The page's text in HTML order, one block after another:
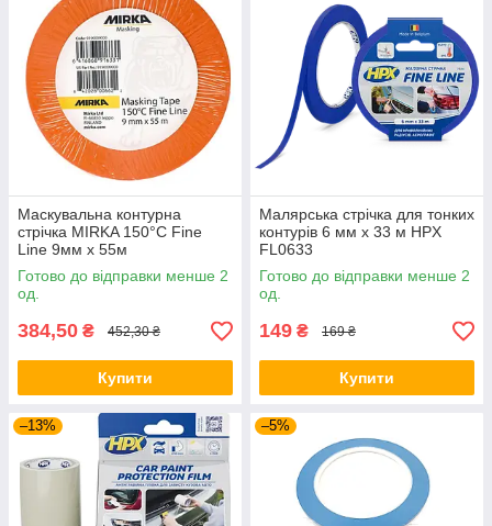
Маскувальна контурна
стрічка MIRKA 150°C Fine
Line 9мм х 55м
Готово до відправки менше 2
од.
384,50 ₴ 452,30 ₴
Купити
Малярська стрічка для тонких
контурів 6 мм х 33 м HPX
FL0633
Готово до відправки менше 2
од.
149 ₴ 169 ₴
Купити
–13% –5%